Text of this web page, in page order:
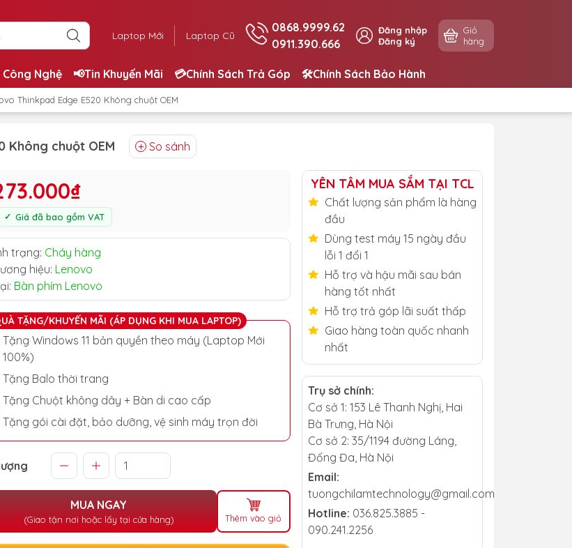
Laptop Mới Laptop Cũ
0868.9999.62
0911.390.666
Đăng nhập
Đăng ký
Giỏ
hàng
Công Nghệ 📢Tin Khuyến Mãi 💳Chính Sách Trả Góp 🛠️Chính Sách Bảo Hành
Thinkpad Edge E520 Không chuột OEM
Không chuột OEM So sánh
Giá đã bao gồm VAT
trạng: Cháy hàng
hiệu: Lenovo
Bàn phím Lenovo
TẶNG/KHUYẾN MÃI (ÁP DỤNG KHI MUA LAPTOP)
Tặng Windows 11 bản quyền theo máy (Laptop Mới
100%)
Tặng Balo thời trang
Tặng Chuột không dây + Bàn di cao cấp
Tặng gói cài đặt, bảo dưỡng, vệ sinh máy trọn đời
MUA NGAY
(Giao tận nơi hoặc lấy tại cửa hàng) Thêm vào giỏ
YÊN TÂM MUA SẮM TẠI TCL
Chất lượng sản phẩm là hàng
đầu
Dùng test máy 15 ngày đầu
lỗi 1 đổi 1
Hỗ trợ và hậu mãi sau bán
hàng tốt nhất
Hỗ trợ trả góp lãi suất thấp
Giao hàng toàn quốc nhanh
nhất
Trụ sở chính:
Cơ sở 1: 153 Lê Thanh Nghị, Hai
Bà Trưng, Hà Nội
Cơ sở 2: 35/1194 đường Láng,
Đống Đa, Hà Nội
Email:
tuongchilamtechnology@gmail.com
Hotline: 036.825.3885 -
090.241.2256